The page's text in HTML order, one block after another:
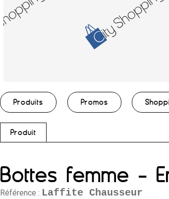
Produits Promos
Produit
Bottes femme -
Référence : Laffite Chausseur